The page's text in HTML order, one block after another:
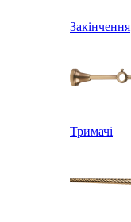
Закінчення
Тримачі